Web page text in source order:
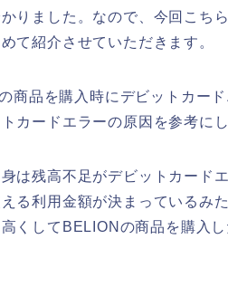
りました。なので、今回こち
て紹介させていただきます。
商品を購入時にデビットカー
カードエラーの原因を参考に
は残高不足がデビットカード
る利用金額が決まっているみ
くしてBELIONの商品を購入